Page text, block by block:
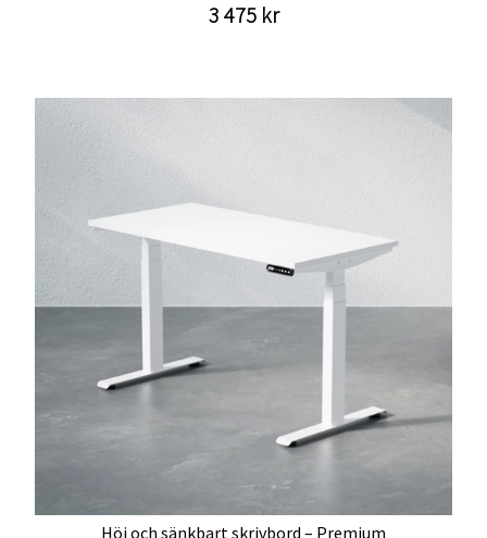
3 475 kr
Höj och sänkbart skrivbord – Premium